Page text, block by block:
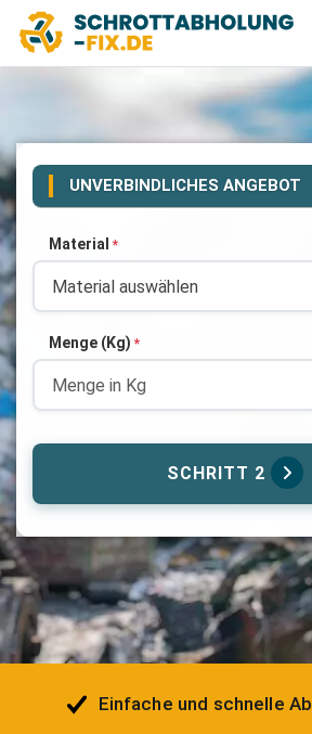
UNVERBINDLICHES ANGEBOT
Material *
Menge (Kg) *
SCHRITT 2
Einfache und schnelle